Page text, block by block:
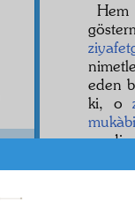
Hem
eden
ki, o